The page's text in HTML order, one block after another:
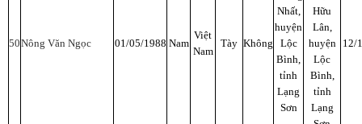
50Nông Văn Ngọc 01/05/1988 Nam
Việt
Nam
Tày Không
Nhất,
huyện
Lộc
Bình,
tỉnh
Lạng
Sơn
Hữu
Lân,
huyện
Lộc
Bình,
tỉnh
Lạng
12/